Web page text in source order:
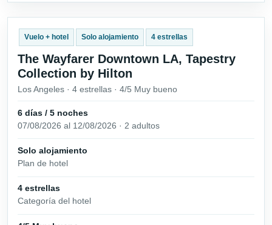
Vuelo + hotel Solo alojamiento 4 estrellas
The Wayfarer Downtown LA, Tapestry
Collection by Hilton
Los Angeles · 4 estrellas · 4/5 Muy bueno
6 días / 5 noches
07/08/2026 al 12/08/2026 · 2 adultos
Solo alojamiento
Plan de hotel
4 estrellas
Categoría del hotel